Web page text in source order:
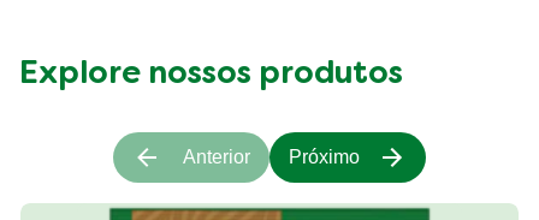
Explore nossos produtos
Anterior Próximo